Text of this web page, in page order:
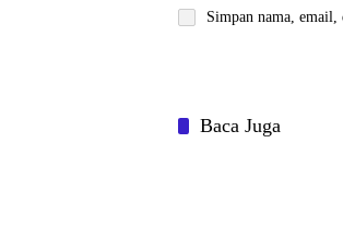
Simpan nama, email,
Baca Juga